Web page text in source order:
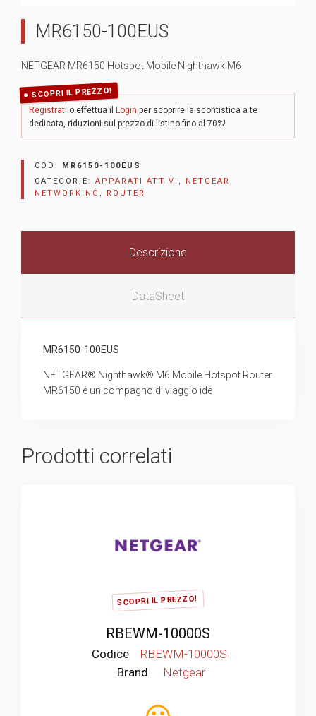
MR6150-100EUS
NETGEAR MR6150 Hotspot Mobile Nighthawk M6
SCOPRI IL PREZZO!
Registrati o effettua il Login per scoprire la scontistica a te
dedicata, riduzioni sul prezzo di listino fino al 70%!
COD: MR6150-100EUS
CATEGORIE: APPARATI ATTIVI , NETGEAR ,
NETWORKING , ROUTER
Descrizione
DataSheet
MR6150-100EUS
NETGEAR® Nighthawk® M6 Mobile Hotspot Router
MR6150 è un compagno di viaggio ide
Prodotti correlati
SCOPRI IL PREZZO!
RBEWM-10000S
Codice
RBEWM-10000S
Brand
Netgear